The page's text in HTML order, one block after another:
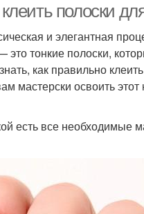
полоски
и элегантная
тонкие полоски,
как правильно
мастерски освоить этот
есть все необходимые